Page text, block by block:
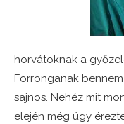
horvátoknak a
Forronganak
sajnos. Nehéz mit
elején még úgy